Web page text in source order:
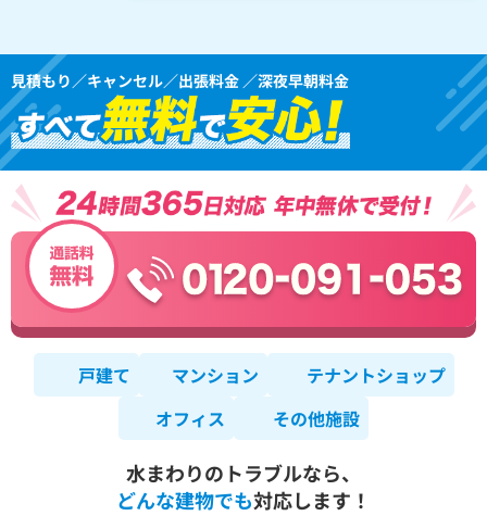
見積もり／キャンセル／出張料金 ／深夜早朝料金
戸建て マンション
テナントショップ
オフィス
その他施設
水まわりのトラブルなら、
どんな建物でも対応します！